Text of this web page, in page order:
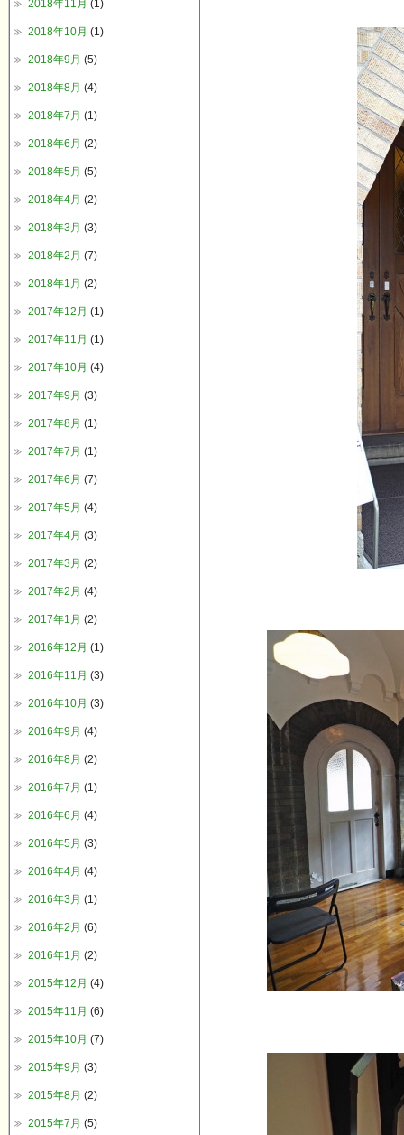
2018年11月 (1)
2018年10月 (1)
2018年9月 (5)
2018年8月 (4)
2018年7月 (1)
2018年6月 (2)
2018年5月 (5)
2018年4月 (2)
2018年3月 (3)
2018年2月 (7)
2018年1月 (2)
2017年12月 (1)
2017年11月 (1)
2017年10月 (4)
2017年9月 (3)
2017年8月 (1)
2017年7月 (1)
2017年6月 (7)
2017年5月 (4)
2017年4月 (3)
2017年3月 (2)
2017年2月 (4)
2017年1月 (2)
2016年12月 (1)
2016年11月 (3)
2016年10月 (3)
2016年9月 (4)
2016年8月 (2)
2016年7月 (1)
2016年6月 (4)
2016年5月 (3)
2016年4月 (4)
2016年3月 (1)
2016年2月 (6)
2016年1月 (2)
2015年12月 (4)
2015年11月 (6)
2015年10月 (7)
2015年9月 (3)
2015年8月 (2)
2015年7月 (5)